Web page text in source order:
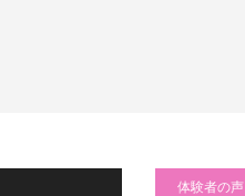
体験者の声